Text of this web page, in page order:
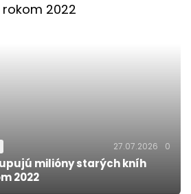
27.07.2026 0
milióny starých kníh
2022